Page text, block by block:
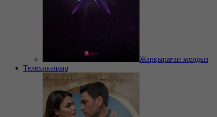
Жарқыраған жұлдыз
Телехикаялар